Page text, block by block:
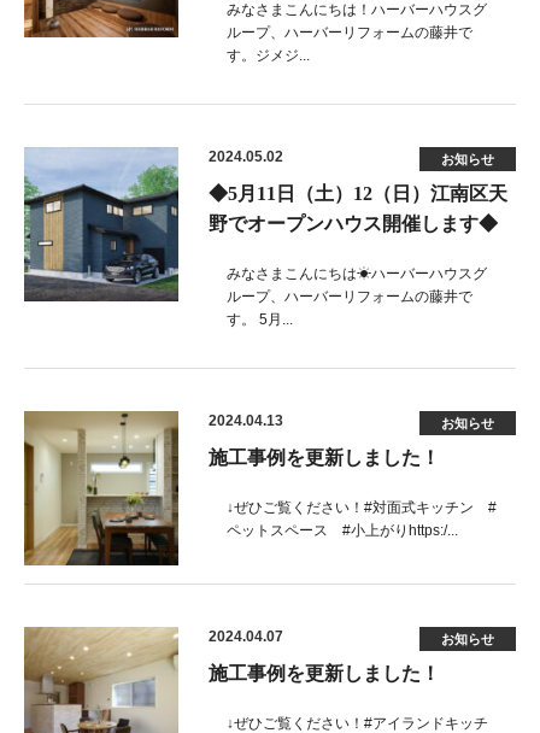
みなさまこんにちは！ハーバーハウスグ
ループ、ハーバーリフォームの藤井で
す。ジメジ...
2024.05.02 お知らせ
◆5月11日（土）12（日）江南区天
野でオープンハウス開催します◆
みなさまこんにちは☀ハーバーハウスグ
ループ、ハーバーリフォームの藤井で
す。 5月...
2024.04.13 お知らせ
施工事例を更新しました！
↓ぜひご覧ください！#対面式キッチン #
ペットスペース #小上がりhttps:/...
2024.04.07 お知らせ
施工事例を更新しました！
↓ぜひご覧ください！#アイランドキッチ